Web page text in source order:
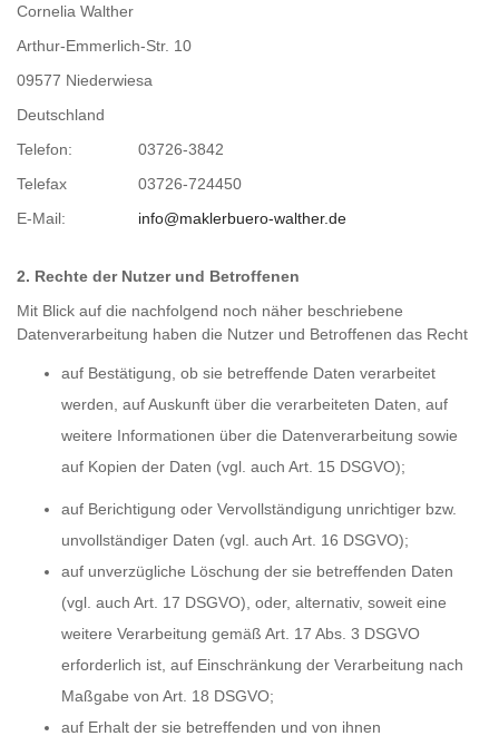
Cornelia Walther
Arthur-Emmerlich-Str. 10
09577 Niederwiesa
Deutschland
Telefon:
03726-3842
Telefax
03726-724450
E-Mail:
info@maklerbuero-walther.de
2. Rechte der Nutzer und Betroffenen
Mit Blick auf die nachfolgend noch näher beschriebene
Datenverarbeitung haben die Nutzer und Betroffenen das Recht
auf Bestätigung, ob sie betreffende Daten verarbeitet
werden, auf Auskunft über die verarbeiteten Daten, auf
weitere Informationen über die Datenverarbeitung sowie
auf Kopien der Daten (vgl. auch Art. 15 DSGVO);
auf Berichtigung oder Vervollständigung unrichtiger bzw.
unvollständiger Daten (vgl. auch Art. 16 DSGVO);
auf unverzügliche Löschung der sie betreffenden Daten
(vgl. auch Art. 17 DSGVO), oder, alternativ, soweit eine
weitere Verarbeitung gemäß Art. 17 Abs. 3 DSGVO
erforderlich ist, auf Einschränkung der Verarbeitung nach
Maßgabe von Art. 18 DSGVO;
auf Erhalt der sie betreffenden und von ihnen